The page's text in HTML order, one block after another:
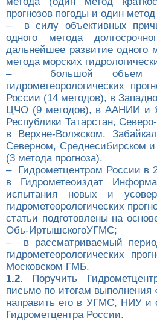
прогнозов погоды и один метод
– в силу объективных
одного метода
дальнейшее развитие одного
метода морских
– большой объем
гидрометеорологических
России (14 методов), в
ЦЧО (9 методов), в ААНИИ и
Республики Татарстан,
в Верхне-Волжском.
Северном, Среднесибирском
(3 метода прогноза).
– Гидрометцентром России в
в Гидрометеоиздат
испытания новых и
гидрометеорологических
статьи подготовлены на
Обь-ИртышскогоУГМС;
– в рассматриваемый
гидрометеорологических
Московском ГМБ.
1.2. Поручить
письмо по итогам выполнения
направить его в УГМС, НИУ и
Гидрометцентра России.